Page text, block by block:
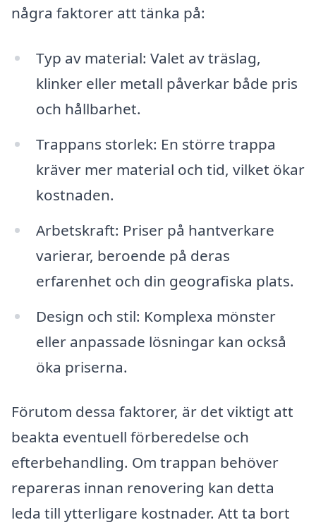
några faktorer att tänka på:
Typ av material: Valet av träslag,
klinker eller metall påverkar både pris
och hållbarhet.
Trappans storlek: En större trappa
kräver mer material och tid, vilket ökar
kostnaden.
Arbetskraft: Priser på hantverkare
varierar, beroende på deras
erfarenhet och din geografiska plats.
Design och stil: Komplexa mönster
eller anpassade lösningar kan också
öka priserna.
Förutom dessa faktorer, är det viktigt att
beakta eventuell förberedelse och
efterbehandling. Om trappan behöver
repareras innan renovering kan detta
leda till ytterligare kostnader. Att ta bort